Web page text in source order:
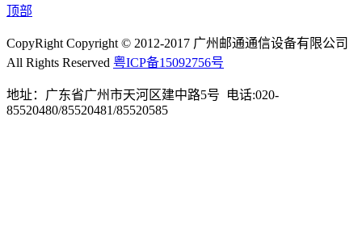
顶部
CopyRight Copyright © 2012-2017 广州邮通通信设备有限公司
All Rights Reserved 粤ICP备15092756号
地址：广东省广州市天河区建中路5号 电话:020-
85520480/85520481/85520585